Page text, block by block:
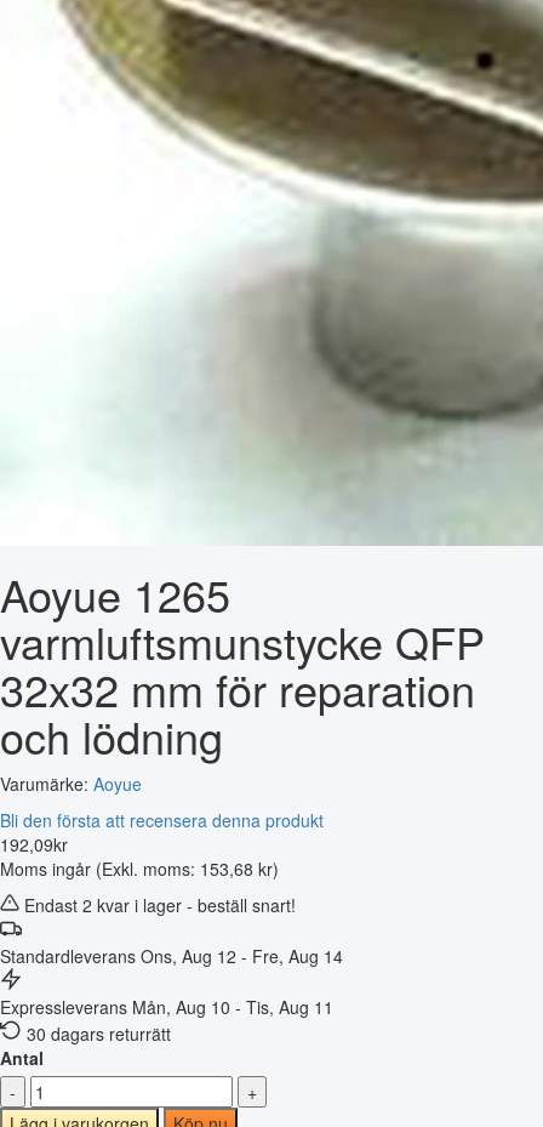
Aoyue 1265
varmluftsmunstycke QFP
32x32 mm för reparation
och lödning
Varumärke: Aoyue
Bli den första att recensera denna produkt
192,09kr
Moms ingår (Exkl. moms: 153,68 kr)
Endast 2 kvar i lager - beställ snart!
Standardleverans Ons, Aug 12 - Fre, Aug 14
Expressleverans Mån, Aug 10 - Tis, Aug 11
30 dagars returrätt
Antal
-
+